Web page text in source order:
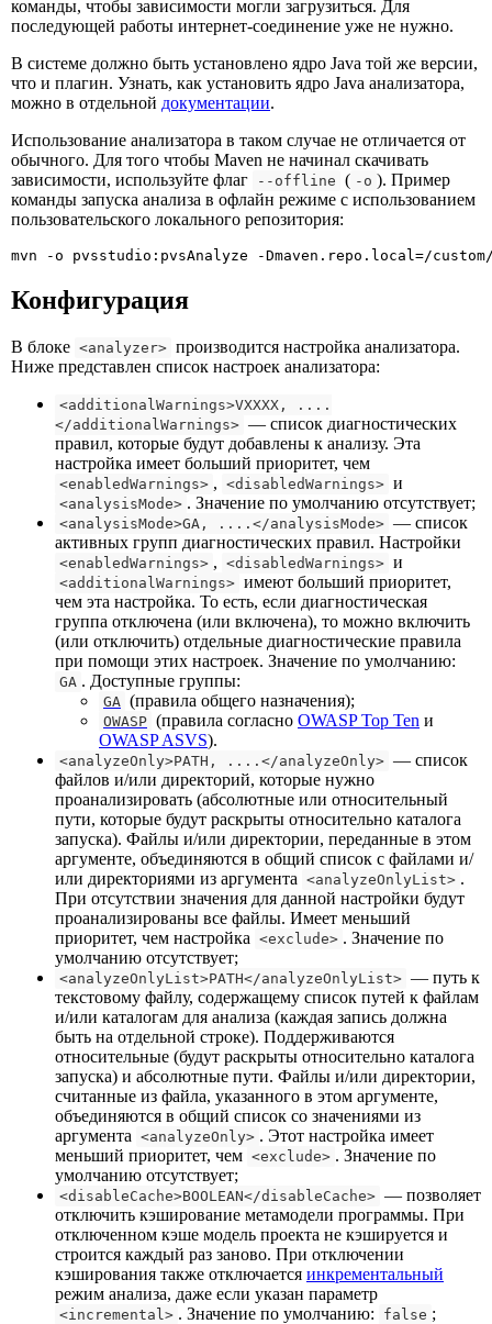
команды, чтобы зависимости могли загрузиться. Для
последующей работы интернет-соединение уже не нужно.
В системе должно быть установлено ядро Java той же версии,
что и плагин. Узнать, как установить ядро Java анализатора,
можно в отдельной документации.
Использование анализатора в таком случае не отличается от
обычного. Для того чтобы Maven не начинал скачивать
зависимости, используйте флаг
--offline ( -o ). Пример
команды запуска анализа в офлайн режиме с использованием
пользовательского локального репозитория:
mvn -o pvsstudio:pvsAnalyze -Dmaven.repo.local=/
Конфигурация
В блоке <analyzer> производится настройка анализатора.
Ниже представлен список настроек анализатора:
<additionalWarnings>VXXXX, ....
</additionalWarnings> — список диагностических
правил, которые будут добавлены к анализу. Эта
настройка имеет больший приоритет, чем
<enabledWarnings> , <disabledWarnings> и
<analysisMode> . Значение по умолчанию отсутствует;
<analysisMode>GA, ....</analysisMode> — список
активных групп диагностических правил. Настройки
<enabledWarnings> , <disabledWarnings> и
<additionalWarnings> имеют больший приоритет,
чем эта настройка. То есть, если диагностическая
группа отключена (или включена), то можно включить
(или отключить) отдельные диагностические правила
при помощи этих настроек. Значение по умолчанию:
GA . Доступные группы:
GA (правила общего назначения);
OWASP (правила согласно OWASP Top Ten и
OWASP ASVS).
<analyzeOnly>PATH, ....</analyzeOnly> — список
файлов и/или директорий, которые нужно
проанализировать (абсолютные или относительный
пути, которые будут раскрыты относительно каталога
запуска). Файлы и/или директории, переданные в этом
аргументе, объединяются в общий список с файлами и/
или директориями из аргумента <analyzeOnlyList> .
При отсутствии значения для данной настройки будут
проанализированы все файлы. Имеет меньший
приоритет, чем настройка <exclude> . Значение по
умолчанию отсутствует;
<analyzeOnlyList>PATH</analyzeOnlyList> — путь к
текстовому файлу, содержащему список путей к файлам
и/или каталогам для анализа (каждая запись должна
быть на отдельной строке). Поддерживаются
относительные (будут раскрыты относительно каталога
запуска) и абсолютные пути. Файлы и/или директории,
считанные из файла, указанного в этом аргументе,
объединяются в общий список со значениями из
аргумента <analyzeOnly> . Этот настройка имеет
меньший приоритет, чем <exclude> . Значение по
умолчанию отсутствует;
<disableCache>BOOLEAN</disableCache> — позволяет
отключить кэширование метамодели программы. При
отключенном кэше модель проекта не кэшируется и
строится каждый раз заново. При отключении
кэширования также отключается инкрементальный
режим анализа, даже если указан параметр
<incremental> . Значение по умолчанию: false ;